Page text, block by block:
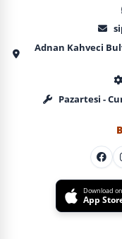
Adnan Kahveci
Pazartesi -
Download
App